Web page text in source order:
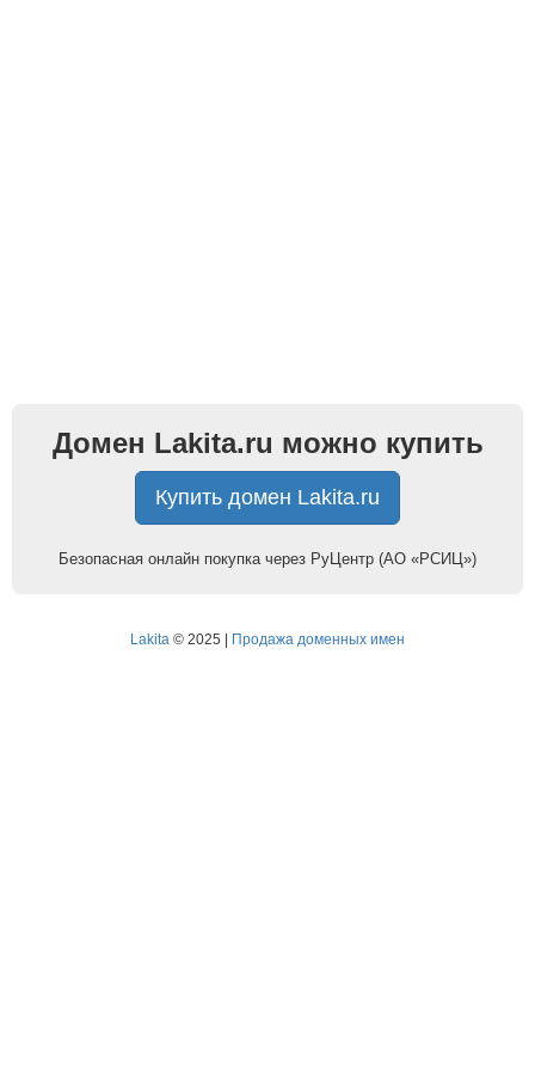
Домен Lakita.ru можно купить
Купить домен Lakita.ru
Безопасная онлайн покупка через РуЦентр (АО «РСИЦ»)
Lakita © 2025 | Продажа доменных имен